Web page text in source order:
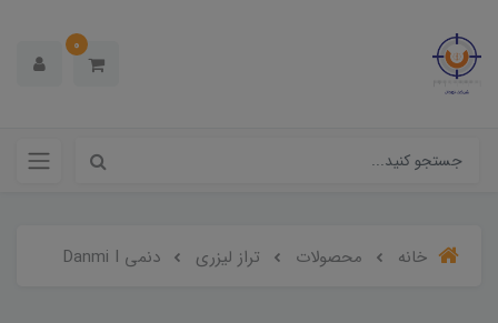
0
خانه محصولات تراز لیزری دنمی Danmi I